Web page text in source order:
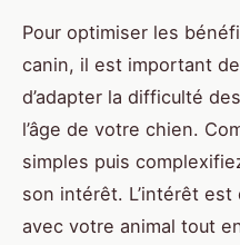
Pour optimiser les
canin, il est important
d’adapter la difficulté
l’âge de votre chien.
simples puis
son intérêt. L’intérêt
avec votre animal tout